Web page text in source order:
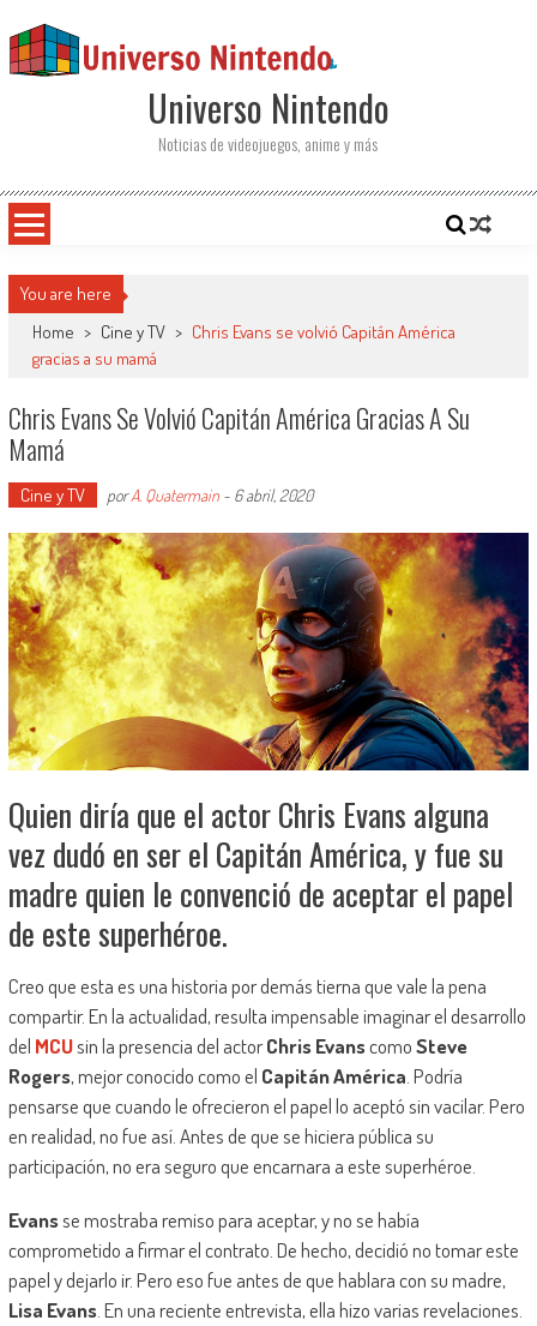
Universo Nintendo
Noticias de videojuegos, anime y más
You are here
Home > Cine y TV > Chris Evans se volvió Capitán América
gracias a su mamá
Chris Evans Se Volvió Capitán América Gracias A Su
Mamá
Cine y TV porA. Quatermain- 6 abril, 2020
Quien diría que el actor Chris Evans alguna
vez dudó en ser el Capitán América, y fue su
madre quien le convenció de aceptar el papel
de este superhéroe.
Creo que esta es una historia por demás tierna que vale la pena
compartir. En la actualidad, resulta impensable imaginar el desarrollo
del MCUsin la presencia del actorChris EvanscomoSteve
Rogers, mejor conocido como el Capitán América . Podría
pensarse que cuando le ofrecieron el papel lo aceptó sin vacilar. Pero
en realidad, no fue así. Antes de que se hiciera pública su
participación, no era seguro que encarnara a este superhéroe.
Evansse mostraba remiso para aceptar, y no se había
comprometido a firmar el contrato. De hecho, decidió no tomar este
papel y dejarlo ir. Pero eso fue antes de que hablara con su madre,
Lisa Evans. En una reciente entrevista, ella hizo varias revelaciones.